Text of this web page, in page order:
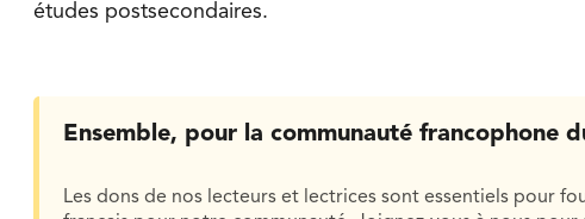
études postsecondaires.
Ensemble, pour la communauté francophone
Les dons de nos lecteurs et lectrices sont essentiels pour